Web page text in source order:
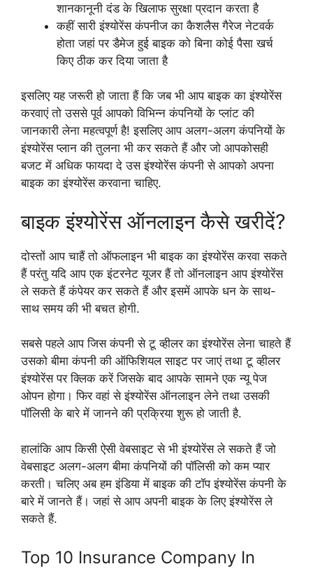
शानकानूनी दंड के खिलाफ सुरक्षा प्रदान करता है
कहीं सारी इंश्योरेंस कंपनीज का कैशलैस गैरेज नेटवर्क
होता जहां पर डैमेज हुई बाइक को बिना कोई पैसा खर्च
किए ठीक कर दिया जाता है
इसलिए यह जरूरी हो जाता हैं कि जब भी आप बाइक का इंश्योरेंस
करवाएं तो उससे पूर्व आपको विभिन्न कंपनियों के प्लांट की
जानकारी लेना महत्वपूर्ण है! इसलिए आप अलग-अलग कंपनियों के
इंश्योरेंस प्लान की तुलना भी कर सकते हैं और जो आपकोसही
बजट में अधिक फायदा दे उस इंश्योरेंस कंपनी से आपको अपना
बाइक का इंश्योरेंस करवाना चाहिए.
बाइक इंश्योरेंस ऑनलाइन कैसे खरीदें?
दोस्तों आप चाहैं तो ऑफलाइन भी बाइक का इंश्योरेंस करवा सकते
हैं परंतु यदि आप एक इंटरनेट यूजर हैं तो ऑनलाइन आप इंश्योरेंस
ले सकते हैं कंपेयर कर सकते हैं और इसमें आपके धन के साथ-
साथ समय की भी बचत होगी.
सबसे पहले आप जिस कंपनी से टू व्हीलर का इंश्योरेंस लेना चाहते हैं
उसको बीमा कंपनी की ऑफिशियल साइट पर जाएं तथा टू व्हीलर
इंश्योरेंस पर क्लिक करें जिसके बाद आपके सामने एक न्यू पेज
ओपन होगा। फिर वहां से इंश्योरेंस ऑनलाइन लेने तथा उसकी
पॉलिसी के बारे में जानने की प्रक्रिया शुरू हो जाती है.
हालांकि आप किसी ऐसी वेबसाइट से भी इंश्योरेंस ले सकते हैं जो
वेबसाइट अलग-अलग बीमा कंपनियों की पॉलिसी को कम प्यार
करती। चलिए अब हम इंडिया में बाइक की टॉप इंश्योरेंस कंपनी के
बारे में जानते हैं। जहां से आप अपनी बाइक के लिए इंश्योरेंस ले
सकते हैं.
Top 10 Insurance Company In